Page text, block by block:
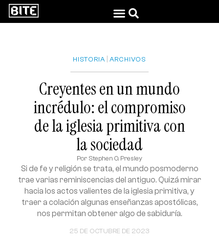
HISTORIA ARCHIVOS
Creyentes en un mundo
incrédulo: el compromiso
de la iglesia primitiva con
la sociedad
Por Stephen O. Presley
25 DE OCTUBRE DE 2023
Si de fe y religión se trata, el mundo posmoderno
trae varias reminiscencias del antiguo. Quizá mirar
hacia los actos valientes de la iglesia primitiva, y
traer a colación algunas enseñanzas apostólicas,
nos permitan obtener algo de sabiduría.